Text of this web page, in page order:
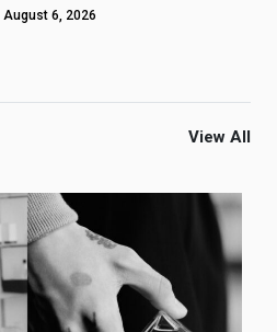
August 6, 2026
View All